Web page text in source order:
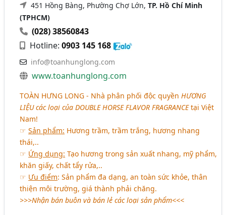
451 Hồng Bàng, Phường Chợ Lớn,TP. Hồ Chí Minh
(TPHCM)
(028) 38560843
Hotline:0903 145 168
info@toanhunglong.com
www.toanhunglong.com
TOÀN HƯNG LONG - Nhà phân phối độc quyềnHƯƠNG
LIỆUcác loại củaDOUBLE HORSE FLAVOR FRAGRANCEtại Việt
Nam!
☞Sản phẩm: Hương trầm, trầm trắng, hương nhang
thái,..
☞ Ứng dụng: Tạo hương trong sản xuất nhang, mỹ phẩm,
khăn giấy, chất tẩy rửa,..
☞ Ưu điểm: Sản phẩm đa dạng, an toàn sức khỏe, thân
thiện môi trường, giá thành phải chăng.
>>>Nhận bán buôn và bán lẻ các loại sản phẩm<<<